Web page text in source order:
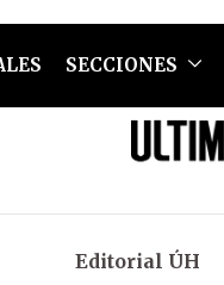
SECCIONES
Editorial ÚH